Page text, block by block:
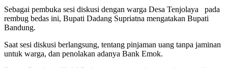
Sebagai pembuka sesi diskusi dengan warga Desa Tenjolaya pada
rembug bedas ini, Bupati Dadang Supriatna mengatakan Bupati
Bandung.
Saat sesi diskusi berlangsung, tentang pinjaman uang tanpa jaminan
untuk warga, dan penolakan adanya Bank Emok.